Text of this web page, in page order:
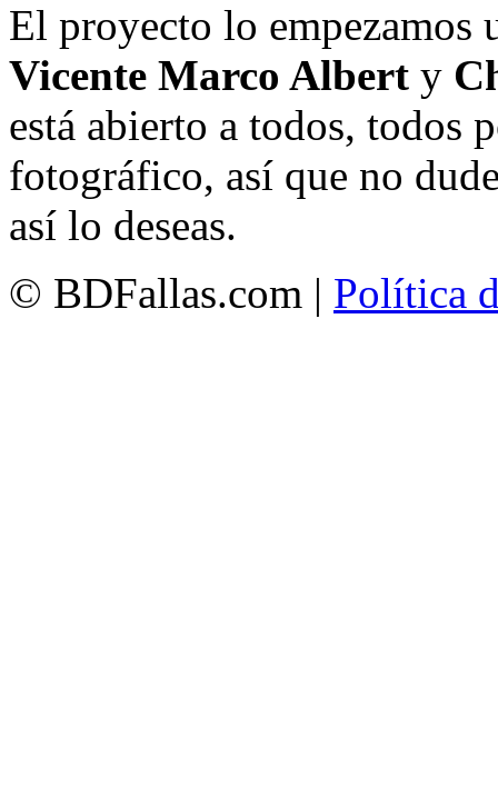
El proyecto lo empezamos
Vicente Marco Albert y
está abierto a todos, todos
fotográfico, así que no
así lo deseas.
© BDFallas.com | Política